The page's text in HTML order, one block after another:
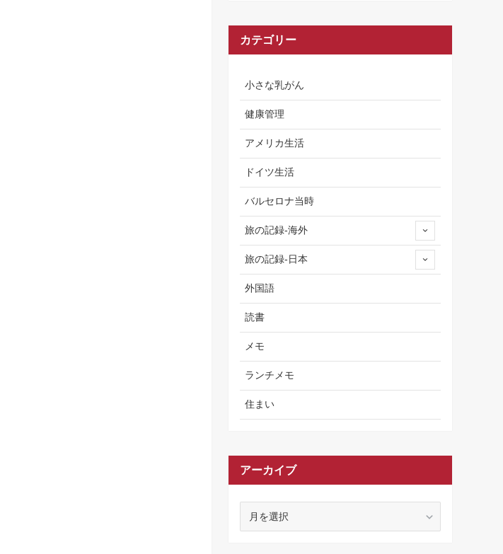
カテゴリー
小さな乳がん
健康管理
アメリカ生活
ドイツ生活
バルセロナ当時
旅の記録-海外
旅の記録-日本
外国語
読書
メモ
ランチメモ
住まい
アーカイブ